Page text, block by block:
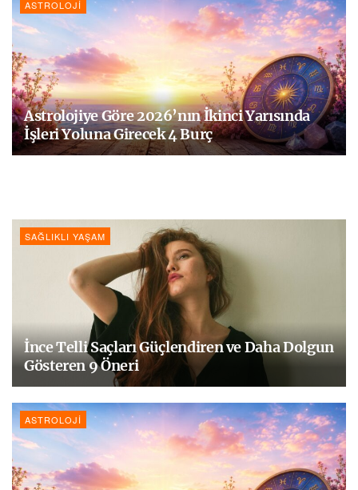
ASTROLOJI
Astrolojiye Göre 2026’nın İkinci Yarısında
İşleri Yoluna Girecek 4 Burç
SAĞLIKLI YAŞAM
İnce Telli Saçları Güçlendiren ve Daha Dolgun
Gösteren 9 Öneri
ASTROLOJI